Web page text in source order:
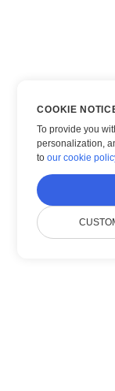
COOKIE
To provide you
personalization,
toour cookie